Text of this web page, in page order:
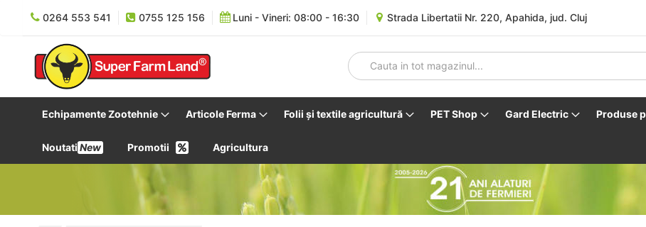
0264 553 541 0755 125 156 Luni - Vineri: 08:00 - 16:30 Strada Libertatii Nr. 220, Apahida, jud. Cluj
Echipamente Zootehnie Articole Ferma Folii și textile agricultură PET Shop Gard Electric Produse
Noutati New Promotii Agricultura